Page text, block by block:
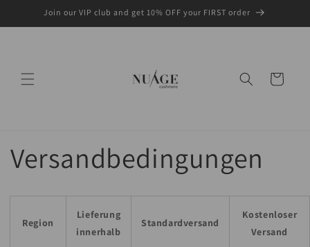
Inhalt
Join our VIP club and get 10% OFF your FIRST order
Warenkorb
Versandbedingungen
Region
Lieferung
innerhalb
Standardversand
Kostenloser
Versand